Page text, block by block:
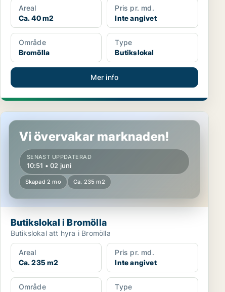
Areal
Ca. 40 m2
Pris pr. md.
Inte angivet
Område
Bromölla
Type
Butikslokal
Mer info
Butikslokal i Bromölla
Vi övervakar marknaden!
SENAST UPPDATERAD
10:51 • 02 juni
Skapad 2 mo Ca. 235 m2
Butikslokal i Bromölla
Butikslokal att hyra i Bromölla
Areal
Ca. 235 m2
Pris pr. md.
Inte angivet
Område
Type